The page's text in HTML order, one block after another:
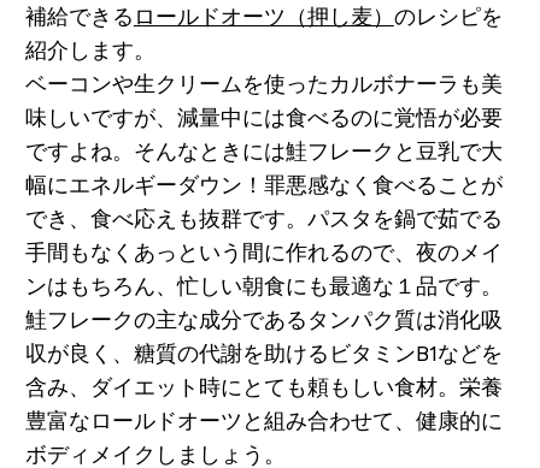
補給できる ロールドオーツ（押し麦） のレシピを
紹介します。
ベーコンや生クリームを使ったカルボナーラも美
味しいですが、減量中には食べるのに覚悟が必要
ですよね。そんなときには鮭フレークと豆乳で大
幅にエネルギーダウン！罪悪感なく食べることが
でき、食べ応えも抜群です。パスタを鍋で茹でる
手間もなくあっという間に作れるので、夜のメイ
ンはもちろん、忙しい朝食にも最適な１品です。
鮭フレークの主な成分であるタンパク質は消化吸
収が良く、糖質の代謝を助けるビタミンB1などを
含み、ダイエット時にとても頼もしい食材。栄養
豊富なロールドオーツと組み合わせて、健康的に
ボディメイクしましょう。